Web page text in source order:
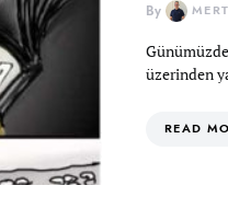
By
üzerinden
READ